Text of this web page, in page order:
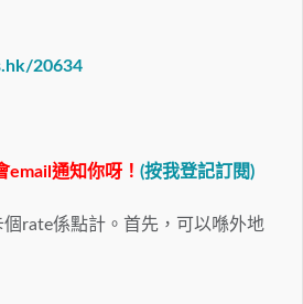
20634
通知你呀！ (按我登記訂閱)
rate係點計。首先，可以喺外地